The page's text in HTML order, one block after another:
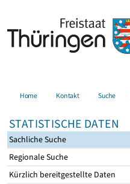
Home Kontakt Suche
STATISTISCHE DATEN
Sachliche Suche
Regionale Suche
Kürzlich bereitgestellte Daten